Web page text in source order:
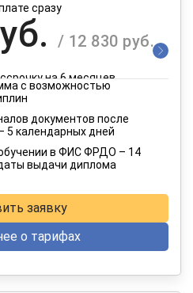
сразу
/ 12 830 руб.
на 6 месяцев
на 12 месяцев
с возможностью
документов после
5 календарных дней
в ФИС ФРДО – 14
выдачи диплома
заявку
о тарифах